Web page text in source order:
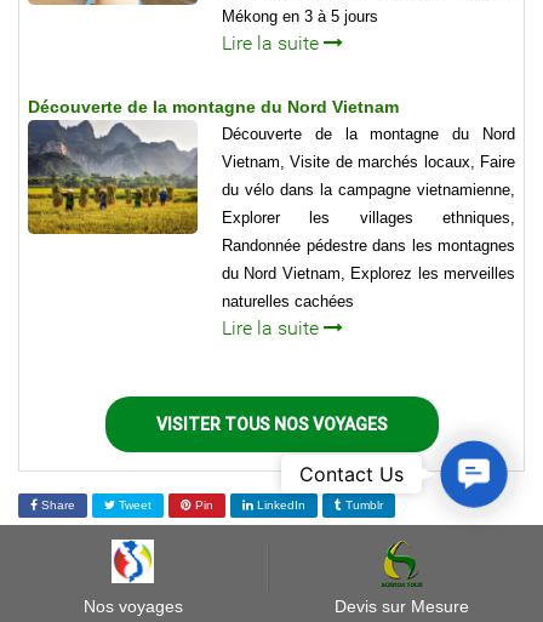
Mékong en 3 à 5 jours
Lire la suite
Découverte de la montagne du Nord Vietnam
Découverte de la montagne du Nord
Vietnam, Visite de marchés locaux, Faire
du vélo dans la campagne vietnamienne,
Explorer les villages ethniques,
Randonnée pédestre dans les montagnes
du Nord Vietnam, Explorez les merveilles
naturelles cachées
Lire la suite
VISITER TOUS NOS VOYAGES
Share Tweet Pin LinkedIn Tumblr
Nos voyages Devis sur Mesure
Contact
Us
Contact Us